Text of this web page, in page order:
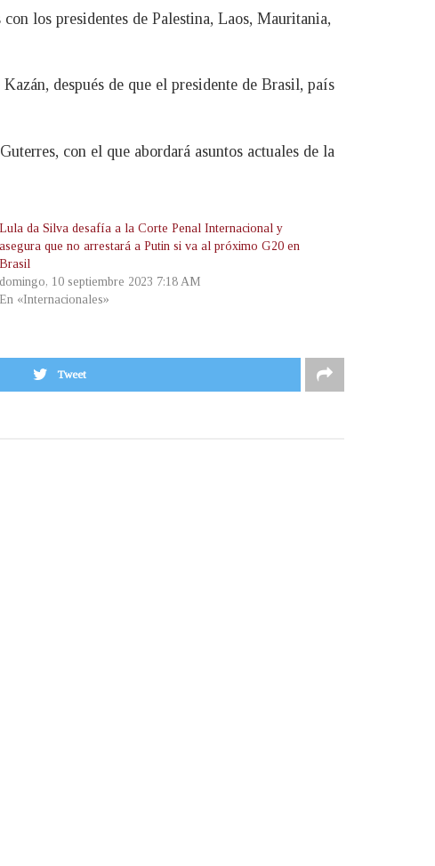
los presidentes de Palestina, Laos, Mauritania,
después de que el presidente de Brasil, país
con el que abordará asuntos actuales de la
Lula da Silva desafía a la Corte Penal Internacional y
asegura que no arrestará a Putin si va al próximo G20 en
Brasil
domingo, 10 septiembre 2023 7:18 AM
En «Internacionales»
Tweet